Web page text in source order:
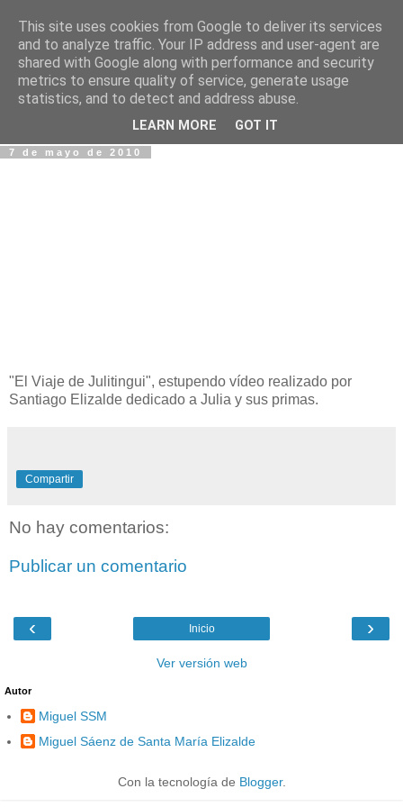
Fotos y Cosas
Miguel Sáenz de Santa María Elizalde
"Un blog es como un diario, pero sin candado".
7 de mayo de 2010
"El Viaje de Julitingui", estupendo vídeo realizado por
Santiago Elizalde dedicado a Julia y sus primas.
Compartir
No hay comentarios:
Publicar un comentario
‹ ›
Inicio
Ver versión web
Autor
Miguel SSM
Miguel Sáenz de Santa María Elizalde
Con la tecnología de Blogger.
This site uses cookies from Google to deliver its services
and to analyze traffic. Your IP address and user-agent are
shared with Google along with performance and security
metrics to ensure quality of service, generate usage
statistics, and to detect and address abuse.
LEARN MORE GOT IT